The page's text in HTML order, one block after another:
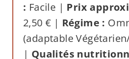
: Facile | Prix
2,50 € | Régime :
(adaptable
| Qualités